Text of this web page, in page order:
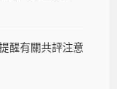
醒有關共評注意